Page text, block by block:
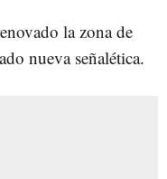
la zona de
nueva señalética.